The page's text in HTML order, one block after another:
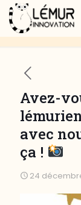
Avez-
avec
ça !
24